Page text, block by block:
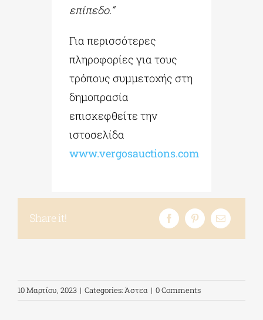
επίπεδο.”
Για περισσότερες
πληροφορίες για τους
τρόπους συμμετοχής στη
δημοπρασία
επισκεφθείτε την
ιστοσελίδα
www.vergosauctions.com
Share it!
10 Μαρτίου, 2023 | Categories: Άστεα | 0 Comments